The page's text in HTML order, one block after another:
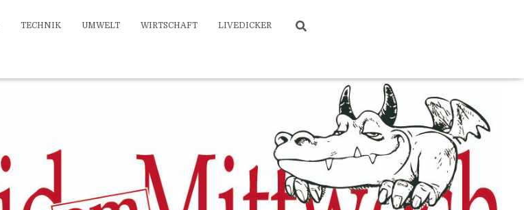
TECHNIK UMWELT WIRTSCHAFT LIVEDICKER